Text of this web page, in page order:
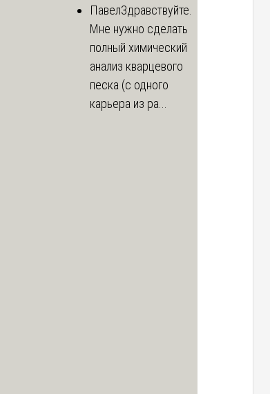
ПавелЗдравствуйте.
Мне нужно сделать
полный химический
анализ кварцевого
песка (с одного
карьера из ра...